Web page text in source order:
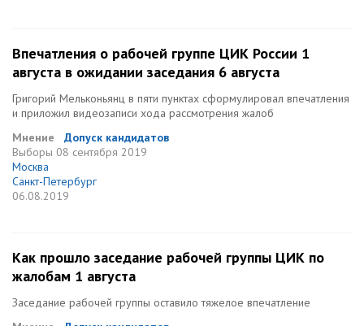
Впечатления о рабочей группе ЦИК России 1
августа в ожидании заседания 6 августа
Григорий Мельконьянц в пяти пунктах сформулировал впечатления
и приложил видеозаписи хода рассмотрения жалоб
Мнение
Допуск кандидатов
Выборы 08 сентября 2019
Москва
Санкт-Петербург
06.08.2019
Как прошло заседание рабочей группы ЦИК по
жалобам 1 августа
Заседание рабочей группы оставило тяжелое впечатление